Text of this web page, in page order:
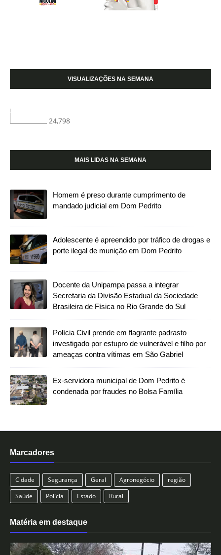
VISUALIZAÇÕES NA SEMANA
24,798
MAIS LIDAS NA SEMANA
Homem é preso durante cumprimento de
mandado judicial em Dom Pedrito
Adolescente é apreendido por tráfico de drogas e
porte ilegal de munição em Dom Pedrito
Docente da Unipampa passa a integrar
Secretaria da Divisão Estadual da Sociedade
Brasileira de Física no Rio Grande do Sul
Polícia Civil prende em flagrante padrasto
investigado por estupro de vulnerável e filho por
ameaças contra vítimas em São Gabriel
Ex-servidora municipal de Dom Pedrito é
condenada por fraudes no Bolsa Família
Marcadores
Cidade Segurança Geral Agronegócio
região
Saúde
Polícia Estado Rural
Matéria em destaque